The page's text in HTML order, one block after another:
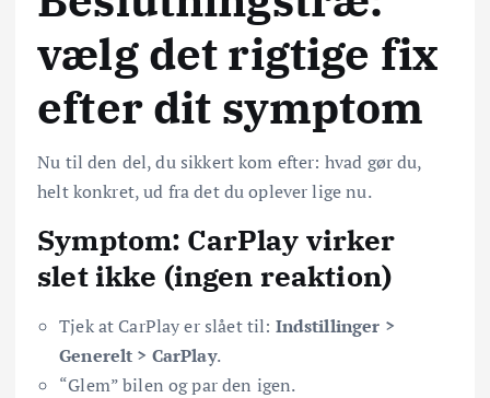
vælg det rigtige fix
efter dit symptom
Nu til den del, du sikkert kom efter: hvad gør du,
helt konkret, ud fra det du oplever lige nu.
Symptom: CarPlay virker
slet ikke (ingen reaktion)
Tjek at CarPlay er slået til: Indstillinger >
Generelt > CarPlay.
“Glem” bilen og par den igen.